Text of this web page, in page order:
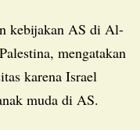
mengatakan
karena Israel
muda di AS.